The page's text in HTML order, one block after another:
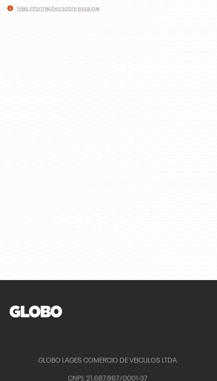
Mais informações sobre essa loja
GLOBO LAGES COMERCIO DE VEICULOS LTDA
CNPJ: 21.687.867/0001-37